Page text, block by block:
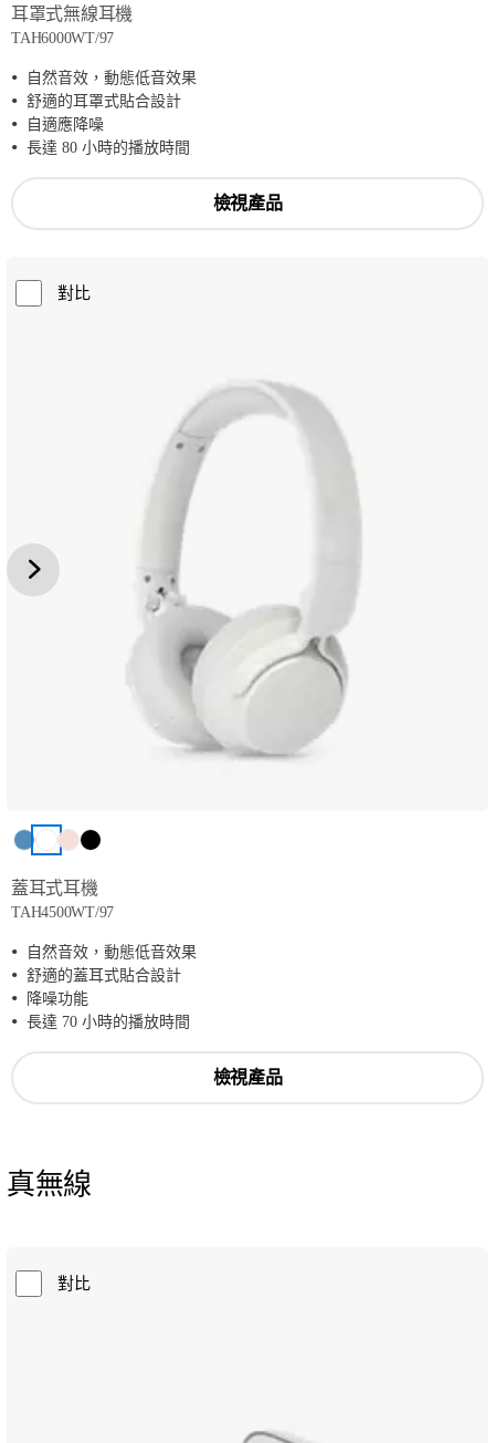
耳罩式無線耳機
TAH6000WT/97
自然音效，動態低音效果
舒適的耳罩式貼合設計
自適應降噪
長達 80 小時的播放時間
檢視產品
對比
蓋耳式耳機
TAH4500WT/97
自然音效，動態低音效果
舒適的蓋耳式貼合設計
降噪功能
長達 70 小時的播放時間
檢視產品
真無線
對比